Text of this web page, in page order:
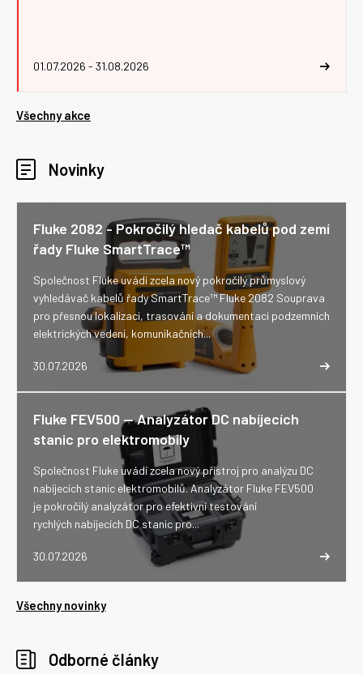
01.07.2026 - 31.08.2026
Všechny akce
Novinky
Fluke 2082 - Pokročilý hledač kabelů pod zemí
řady Fluke SmartTrace™
30.07.2026
Společnost Fluke uvádí zcela nový pokročilý průmyslový
vyhledávač kabelů řady SmartTrace™ Fluke 2082 Souprava
pro přesnou lokalizaci, trasování a dokumentaci podzemních
elektrických vedení, komunikačních...
Fluke FEV500 -- Analyzátor DC nabíjecích
stanic pro elektromobily
30.07.2026
Společnost Fluke uvádí zcela nový přístroj pro analýzu DC
nabíjecích stanic elektromobilů. Analyzátor Fluke FEV500
je pokročilý analyzátor pro efektivní testování
rychlých nabíjecích DC stanic pro...
Všechny novinky
Odborné články